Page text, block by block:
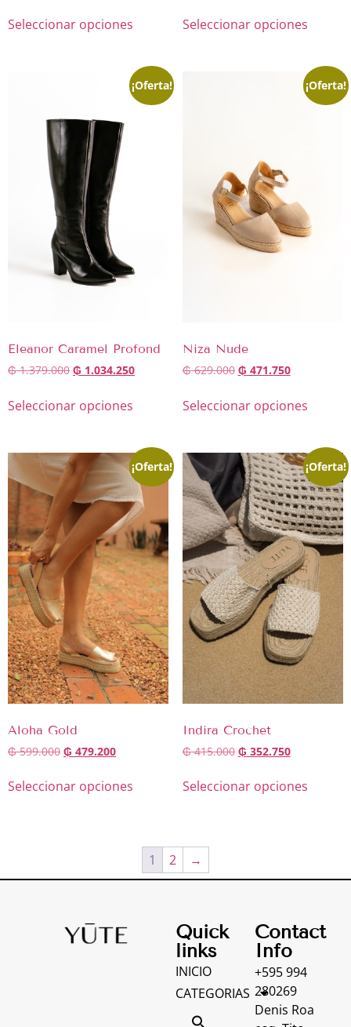
Seleccionar opciones Seleccionar opciones
¡Oferta!
Eleanor Caramel Profond
₲1.379.000 ₲ 1.034.250
Seleccionar opciones
¡Oferta!
Niza Nude
₲629.000 ₲ 471.750
Seleccionar opciones
¡Oferta!
Aloha Gold
₲599.000 ₲ 479.200
Seleccionar opciones
¡Oferta!
Indira Crochet
₲415.000 ₲ 352.750
Seleccionar opciones
1 2 →
Quick
links
INICIO
CATEGORIAS
Contact
Info
+595 994
280269
Denis Roa